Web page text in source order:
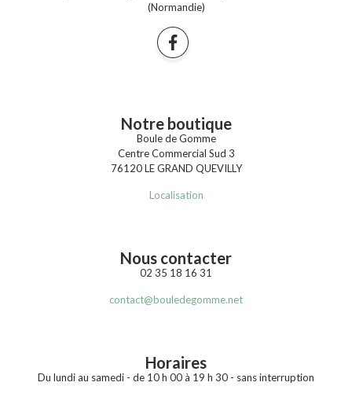
(Normandie)
Notre boutique
Boule de Gomme
Centre Commercial Sud 3
76120 LE GRAND QUEVILLY
Localisation
Nous contacter
02 35 18 16 31
contact@bouledegomme.net
Horaires
Du lundi au samedi - de 10 h 00 à 19 h 30 - sans interruption